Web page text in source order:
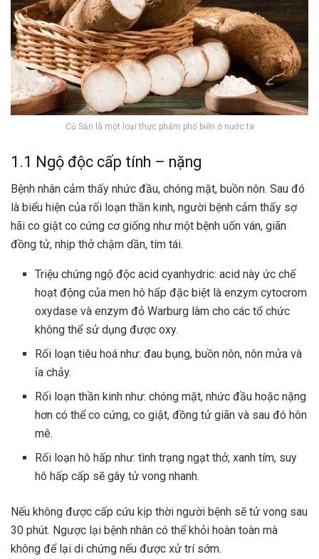
Củ Sắn là một loại thực phẩm phổ biến ở nước ta
1.1 Ngộ độc cấp tính – nặng
Bệnh nhân cảm thấy nhức đầu, chóng mặt, buồn nôn. Sau đó
là biểu hiện của rối loạn thần kinh, người bệnh cảm thấy sợ
hãi co giật co cứng cơ giống như một bệnh uốn ván, giãn
đồng tử, nhịp thở chậm dần, tím tái.
Triệu chứng ngộ độc acid cyanhydric: acid này ức chế
hoạt động của men hô hấp đặc biệt là enzym cytocrom
oxydase và enzym đỏ Warburg làm cho các tổ chức
không thể sử dụng được oxy.
Rối loạn tiêu hoá như: đau bụng, buồn nôn, nôn mửa và
ỉa chảy.
Rối loạn thần kinh như: chóng mặt, nhức đầu hoặc nặng
hơn có thể co cứng,co giật, đồng tử giãn và sau đó hôn
mê.
Rối loạn hô hấp như: tình trạng ngạt thở, xanh tím, suy
hô hấp cấp sẽ gây tử vong nhanh.
Nếu không được cấp cứu kịp thời người bệnh sẽ tử vong sau
30 phút. Ngược lại bệnh nhân có thể khỏi hoàn toàn mà
không để lại di chứng nếu được xử trí sớm.